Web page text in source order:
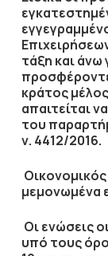
τάξη και άνω
κράτος
απαιτείται
του
ν. 4412/2016.
μεμονωμένα
Οι ενώσεις
υπό τους